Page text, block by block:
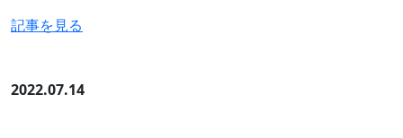
記事を見る
2022.07.14